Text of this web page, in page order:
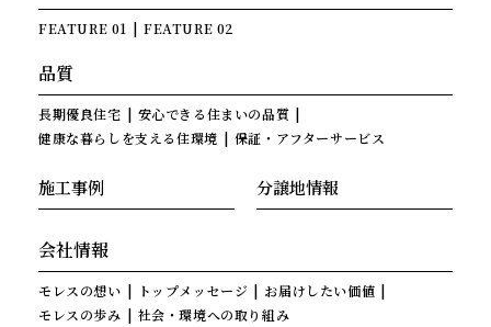
FEATURE 01 FEATURE 02
品質
長期優良住宅
安心できる住まいの品質
健康な暮らしを支える住環境
保証・アフターサービス
施工事例 分譲地情報
会社情報
モレスの想い トップメッセージ
お届けしたい価値
モレスの歩み
社会・環境への取り組み